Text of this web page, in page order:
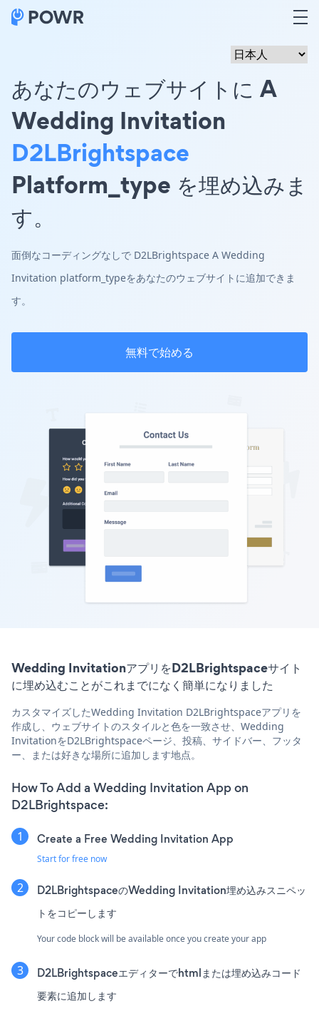
あなたのウェブサイトに A
Wedding Invitation
D2LBrightspace
Platform_type を埋め込みま
す。
面倒なコーディングなしで D2LBrightspace A Wedding
Invitation platform_typeをあなたのウェブサイトに追加できま
す。
無料で始める
Wedding InvitationアプリをD2LBrightspaceサイト
に埋め込むことがこれまでになく簡単になりました
カスタマイズしたWedding Invitation D2LBrightspaceアプリを
作成し、ウェブサイトのスタイルと色を一致させ、Wedding
InvitationをD2LBrightspaceページ、投稿、サイドバー、フッタ
ー、または好きな場所に追加します地点。
How To Add a Wedding Invitation App on
D2LBrightspace:
Create a Free Wedding Invitation App
Start for free now
D2LBrightspaceのWedding Invitation埋め込みスニペッ
トをコピーします
Your code block will be available once you create your app
D2LBrightspaceエディターでhtmlまたは埋め込みコード
要素に追加します